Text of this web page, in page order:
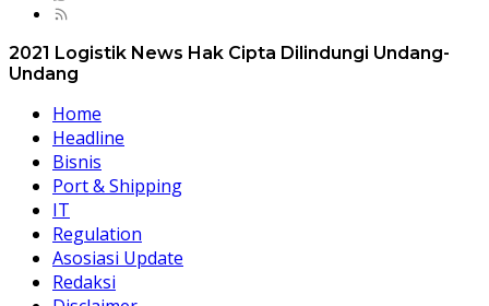
2021 Logistik News Hak Cipta Dilindungi Undang-
Undang
Home
Headline
Bisnis
Port & Shipping
IT
Regulation
Asosiasi Update
Redaksi